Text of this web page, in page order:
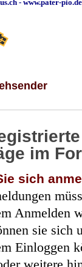
- www.pater-pio.de
im
sich
Anmelden
sie sich
Einloggen